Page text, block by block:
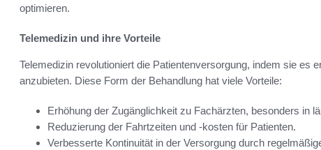
optimieren.
Telemedizin und ihre Vorteile
Telemedizin revolutioniert die Patientenversorgung, indem sie es
anzubieten. Diese Form der Behandlung hat viele Vorteile:
Erhöhung der Zugänglichkeit zu Fachärzten, besonders in
Reduzierung der Fahrtzeiten und -kosten für Patienten.
Verbesserte Kontinuität in der Versorgung durch